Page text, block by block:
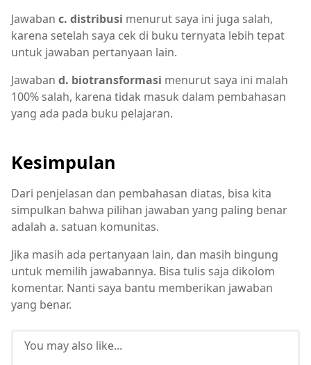
Jawaban c. distribusi menurut saya ini juga salah,
karena setelah saya cek di buku ternyata lebih tepat
untuk jawaban pertanyaan lain.
Jawaban d. biotransformasi menurut saya ini malah
100% salah, karena tidak masuk dalam pembahasan
yang ada pada buku pelajaran.
Kesimpulan
Dari penjelasan dan pembahasan diatas, bisa kita
simpulkan bahwa pilihan jawaban yang paling benar
adalah a. satuan komunitas.
Jika masih ada pertanyaan lain, dan masih bingung
untuk memilih jawabannya. Bisa tulis saja dikolom
komentar. Nanti saya bantu memberikan jawaban
yang benar.
You may also like...